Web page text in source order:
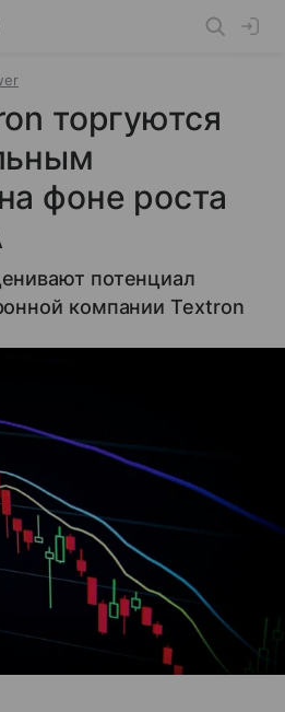
торгуются
фоне роста
потенциал
компании Textron